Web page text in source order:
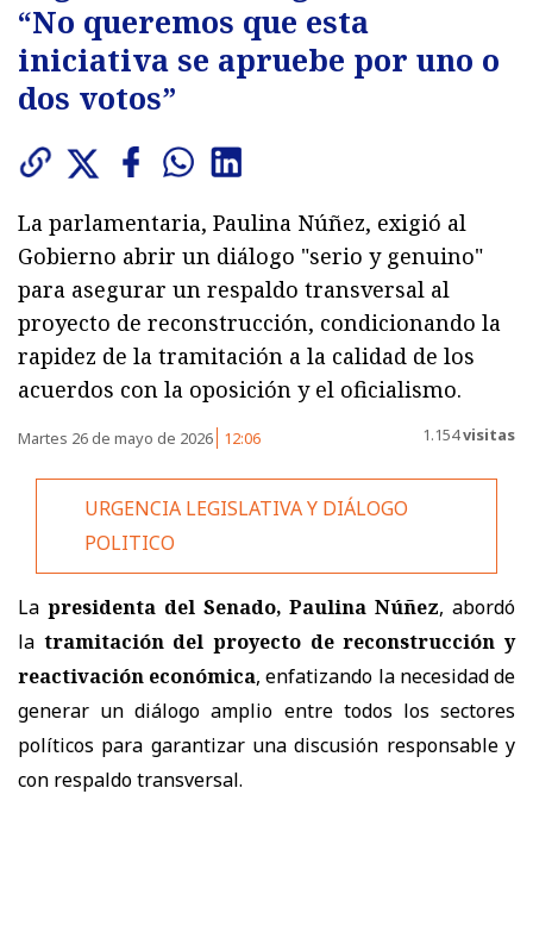
“No queremos que esta
iniciativa se apruebe por uno o
dos votos”
La parlamentaria, Paulina Núñez, exigió al
Gobierno abrir un diálogo "serio y genuino"
para asegurar un respaldo transversal al
proyecto de reconstrucción, condicionando la
rapidez de la tramitación a la calidad de los
acuerdos con la oposición y el oficialismo.
Martes 26 de mayo de 2026 12:06 1.154visitas
URGENCIA LEGISLATIVA Y DIÁLOGO
POLITICO
La presidenta del Senado,Paulina Núñez, abordó
la tramitación del proyecto de reconstrucción y
reactivación económica, enfatizando la necesidad de
generar un diálogo amplio entre todos los sectores
políticos para garantizar una discusión responsable y
con respaldo transversal.